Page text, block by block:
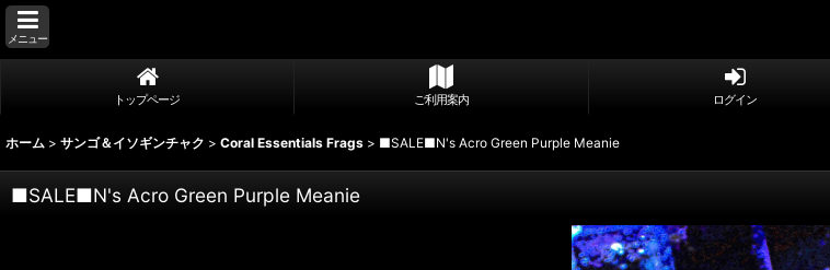
メニュー
トップページ ご利用案内 ログイン
ホーム > サンゴ＆イソギンチャク > Coral Essentials Frags > ■SALE■N's Acro Green Purple Meanie
■SALE■N's Acro Green Purple Meanie